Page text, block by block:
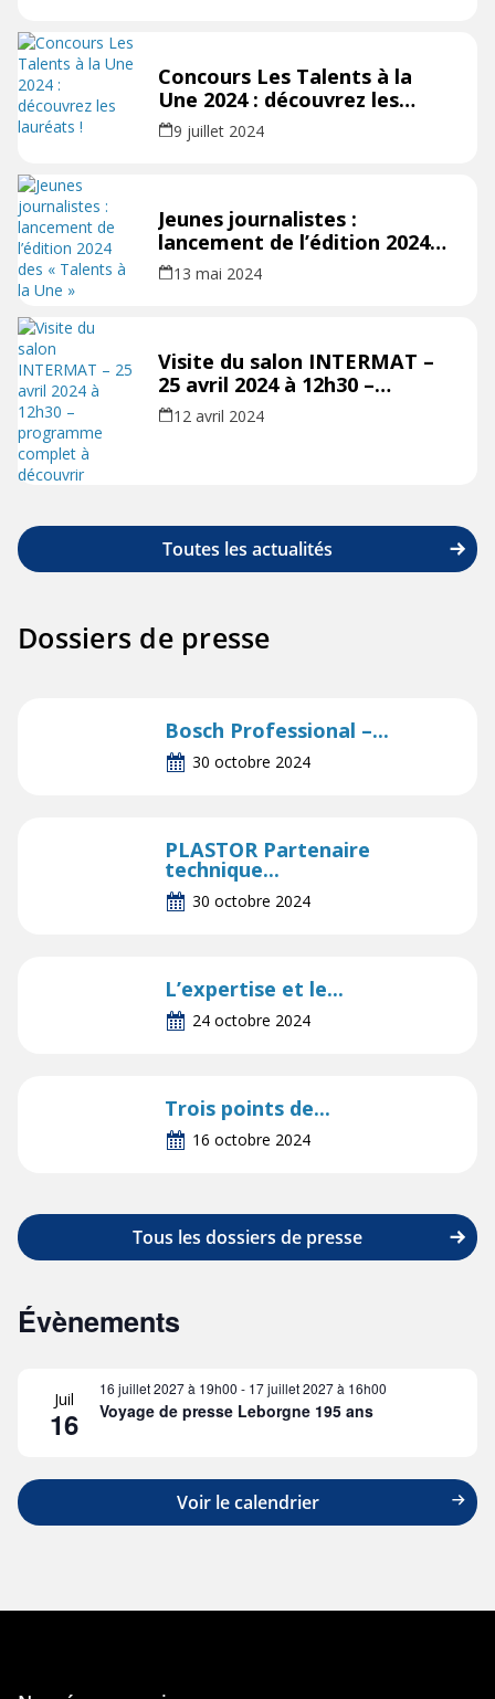
Concours Les Talents à la
Une 2024 : découvrez les
lauréats !
9 juillet 2024
Jeunes journalistes :
lancement de l’édition 2024
des « Talents à la Une »
13 mai 2024
Visite du salon INTERMAT –
25 avril 2024 à 12h30 –
programme complet à
découvrir
12 avril 2024
Toutes les actualités
Dossiers de presse
Bosch Professional –...
30 octobre 2024
PLASTOR Partenaire
technique...
30 octobre 2024
L’expertise et le...
24 octobre 2024
Trois points de...
16 octobre 2024
Tous les dossiers de presse
Évènements
Juil
16
16 juillet 2027 à 19h00 - 17 juillet 2027 à 16h00
Voyage de presse Leborgne 195 ans
Voir le calendrier